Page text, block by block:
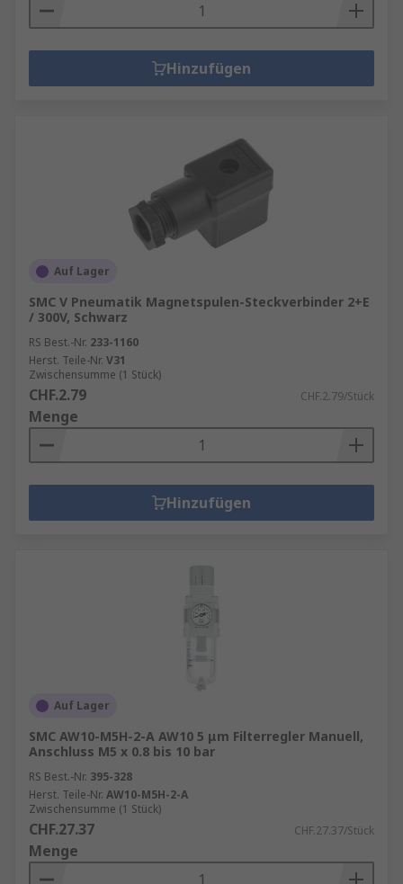
Hinzufügen
Auf Lager
SMC V Pneumatik Magnetspulen-Steckverbinder 2+E
/ 300V, Schwarz
RS Best.-Nr. 233-1160
Herst. Teile-Nr. V31
Zwischensumme (1 Stück)
CHF.2.79 CHF.2.79/Stück
Menge
Hinzufügen
Auf Lager
SMC AW10-M5H-2-A AW10 5 μm Filterregler Manuell,
Anschluss M5 x 0.8 bis 10 bar
RS Best.-Nr. 395-328
Herst. Teile-Nr. AW10-M5H-2-A
Zwischensumme (1 Stück)
CHF.27.37 CHF.27.37/Stück
Menge